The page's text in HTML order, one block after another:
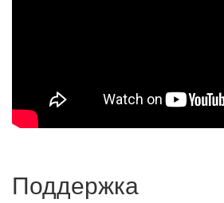
Поддержка